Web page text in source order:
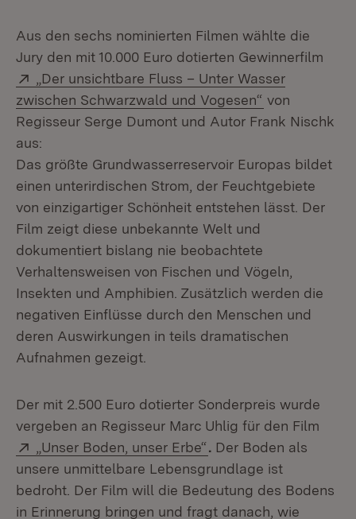
Aus den sechs nominierten Filmen wählte die
Jury den mit 10.000 Euro dotierten Gewinnerfilm
Extern:
„Der unsichtbare Fluss – Unter Wasser
zwischen Schwarzwald und Vogesen“ (Öffnet in
von
Regisseur Serge Dumont und Autor Frank Nischk
aus:
Das größte Grundwasserreservoir Europas bildet
einen unterirdischen Strom, der Feuchtgebiete
von einzigartiger Schönheit entstehen lässt. Der
Film zeigt diese unbekannte Welt und
dokumentiert bislang nie beobachtete
Verhaltensweisen von Fischen und Vögeln,
Insekten und Amphibien. Zusätzlich werden die
negativen Einflüsse durch den Menschen und
deren Auswirkungen in teils dramatischen
Aufnahmen gezeigt.
Der mit 2.500 Euro dotierter Sonderpreis wurde
vergeben an Regisseur Marc Uhlig für den Film
Extern:
„Unser Boden, unser Erbe“ (Öffnet in neuem
. Der Boden als
unsere unmittelbare Lebensgrundlage ist
bedroht. Der Film will die Bedeutung des Bodens
in Erinnerung bringen und fragt danach, wie